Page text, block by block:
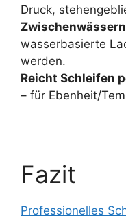
Druck,
wasserbasierte
werden.
Reicht Schleifen
– für Ebenheit/
Fazit
Professionelles